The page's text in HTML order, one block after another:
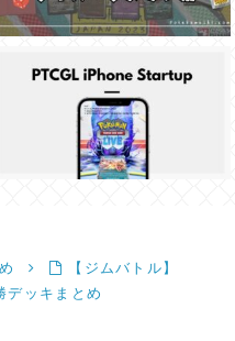
【ジムバトル】
ッキまとめ